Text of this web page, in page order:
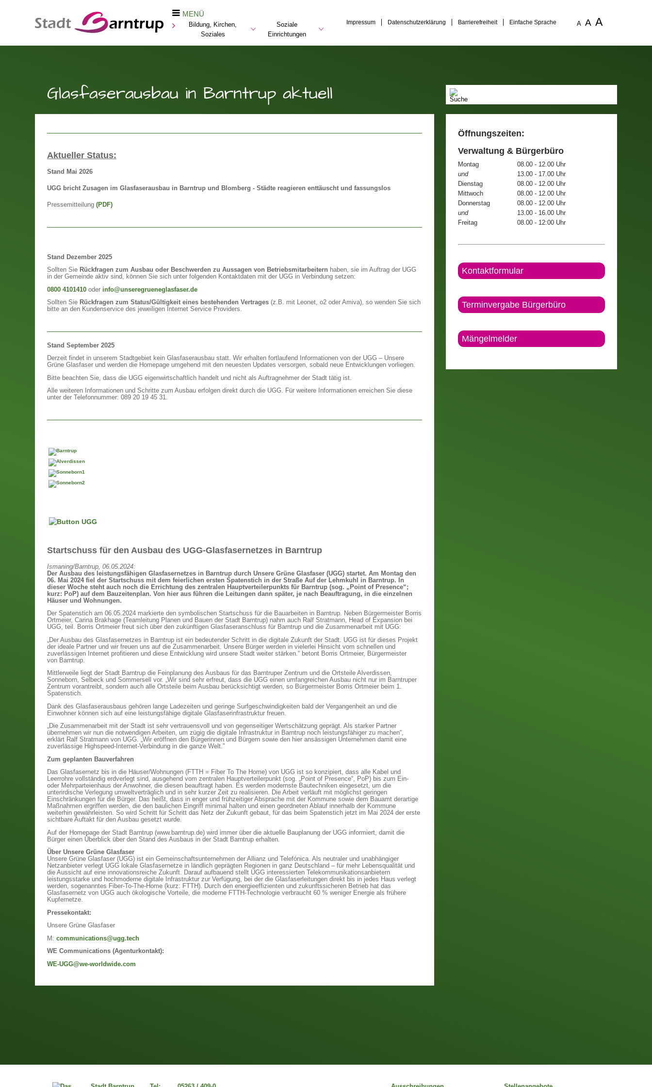
MENÜ
Bildung, Kirchen,
Soziales
Soziale
Einrichtungen
Impressum Datenschutzerklärung Barrierefreiheit Einfache Sprache A A A
Glasfaserausbau in Barntrup aktuell
Aktueller Status:
Stand Mai 2026
UGG bricht Zusagen im Glasfaserausbau in Barntrup und Blomberg - Städte reagieren enttäuscht und fassungslos
Pressemitteilung (PDF)
Stand Dezember 2025
Sollten Sie Rückfragen zum Ausbau oder Beschwerden zu Aussagen von Betriebsmitarbeitern haben, sie im Auftrag der UGG
in der Gemeinde aktiv sind, können Sie sich unter folgenden Kontaktdaten mit der UGG in Verbindung setzen:
0800 4101410 oder info@unseregrueneglasfaser.de
Sollten Sie Rückfragen zum Status/Gültigkeit eines bestehenden Vertrages (z.B. mit Leonet, o2 oder Amiva), so wenden Sie sich
bitte an den Kundenservice des jeweiligen Internet Service Providers.
Stand September 2025
Derzeit findet in unserem Stadtgebiet kein Glasfaserausbau statt. Wir erhalten fortlaufend Informationen von der UGG – Unsere
Grüne Glasfaser und werden die Homepage umgehend mit den neuesten Updates versorgen, sobald neue Entwicklungen vorliegen.
Bitte beachten Sie, dass die UGG eigenwirtschaftlich handelt und nicht als Auftragnehmer der Stadt tätig ist.
Alle weiteren Informationen und Schritte zum Ausbau erfolgen direkt durch die UGG. Für weitere Informationen erreichen Sie diese
unter der Telefonnummer: 089 20 19 45 31.
Startschuss für den Ausbau des UGG-Glasfasernetzes in Barntrup
Ismaning/Barntrup, 06.05.2024:
Der Ausbau des leistungsfähigen Glasfasernetzes in Barntrup durch Unsere Grüne Glasfaser (UGG) startet. Am Montag den
06. Mai 2024 fiel der Startschuss mit dem feierlichen ersten Spatenstich in der Straße Auf der Lehmkuhl in Barntrup. In
dieser Woche steht auch noch die Errichtung des zentralen Hauptverteilerpunkts für Barntrup (sog. „Point of Presence“;
kurz: PoP) auf dem Bauzeitenplan. Von hier aus führen die Leitungen dann später, je nach Beauftragung, in die einzelnen
Häuser und Wohnungen.
Der Spatenstich am 06.05.2024 markierte den symbolischen Startschuss für die Bauarbeiten in Barntrup. Neben Bürgermeister Borris
Ortmeier, Carina Brakhage (Teamleitung Planen und Bauen der Stadt Barntrup) nahm auch Ralf Stratmann, Head of Expansion bei
UGG, teil. Borris Ortmeier freut sich über den zukünftigen Glasfaseranschluss für Barntrup und die Zusammenarbeit mit UGG:
„Der Ausbau des Glasfasernetzes in Barntrup ist ein bedeutender Schritt in die digitale Zukunft der Stadt. UGG ist für dieses Projekt
der ideale Partner und wir freuen uns auf die Zusammenarbeit. Unsere Bürger werden in vielerlei Hinsicht vom schnellen und
zuverlässigen Internet profitieren und diese Entwicklung wird unsere Stadt weiter stärken.“ betont Borris Ortmeier, Bürgermeister
von Barntrup.
Mittlerweile liegt der Stadt Barntrup die Feinplanung des Ausbaus für das Barntruper Zentrum und die Ortsteile Alverdissen,
Sonneborn, Selbeck und Sommersell vor. „Wir sind sehr erfreut, dass die UGG einen umfangreichen Ausbau nicht nur im Barntruper
Zentrum vorantreibt, sondern auch alle Ortsteile beim Ausbau berücksichtigt werden, so Bürgermeister Borris Ortmeier beim 1.
Spatenstich.
Dank des Glasfaserausbaus gehören lange Ladezeiten und geringe Surfgeschwindigkeiten bald der Vergangenheit an und die
Einwohner können sich auf eine leistungsfähige digitale Glasfaserinfrastruktur freuen.
„Die Zusammenarbeit mit der Stadt ist sehr vertrauensvoll und von gegenseitiger Wertschätzung geprägt. Als starker Partner
übernehmen wir nun die notwendigen Arbeiten, um zügig die digitale Infrastruktur in Barntrup noch leistungsfähiger zu machen“,
erklärt Ralf Stratmann von UGG. „Wir eröffnen den Bürgerinnen und Bürgern sowie den hier ansässigen Unternehmen damit eine
zuverlässige Highspeed-Internet-Verbindung in die ganze Welt.”
Zum geplanten Bauverfahren
Das Glasfasernetz bis in die Häuser/Wohnungen (FTTH = Fiber To The Home) von UGG ist so konzipiert, dass alle Kabel und
Leerrohre vollständig erdverlegt sind, ausgehend vom zentralen Hauptverteilerpunkt (sog. „Point of Presence“, PoP) bis zum Ein-
oder Mehrparteienhaus der Anwohner, die diesen beauftragt haben. Es werden modernste Bautechniken eingesetzt, um die
unterirdische Verlegung umweltverträglich und in sehr kurzer Zeit zu realisieren. Die Arbeit verläuft mit möglichst geringen
Einschränkungen für die Bürger. Das heißt, dass in enger und frühzeitiger Absprache mit der Kommune sowie dem Bauamt derartige
Maßnahmen ergriffen werden, die den baulichen Eingriff minimal halten und einen geordneten Ablauf innerhalb der Kommune
weiterhin gewährleisten. So wird Schritt für Schritt das Netz der Zukunft gebaut, für das beim Spatenstich jetzt im Mai 2024 der erste
sichtbare Auftakt für den Ausbau gesetzt wurde.
Auf der Homepage der Stadt Barntrup (www.barntrup.de) wird immer über die aktuelle Bauplanung der UGG informiert, damit die
Bürger einen Überblick über den Stand des Ausbaus in der Stadt Barntrup erhalten.
Über Unsere Grüne Glasfaser
Unsere Grüne Glasfaser (UGG) ist ein Gemeinschaftsunternehmen der Allianz und Telefónica. Als neutraler und unabhängiger
Netzanbieter verlegt UGG lokale Glasfasernetze in ländlich geprägten Regionen in ganz Deutschland – für mehr Lebensqualität und
die Aussicht auf eine innovationsreiche Zukunft. Darauf aufbauend stellt UGG interessierten Telekommunikationsanbietern
leistungsstarke und hochmoderne digitale Infrastruktur zur Verfügung, bei der die Glasfaserleitungen direkt bis in jedes Haus verlegt
werden, sogenanntes Fiber-To-The-Home (kurz: FTTH). Durch den energieeffizienten und zukunftssicheren Betrieb hat das
Glasfasernetz von UGG auch ökologische Vorteile, die moderne FTTH-Technologie verbraucht 60 % weniger Energie als frühere
Kupfernetze.
Pressekontakt:
Unsere Grüne Glasfaser
M: communications@ugg.tech
WE Communications (Agenturkontakt):
WE-UGG@we-worldwide.com
Öffnungszeiten:
Verwaltung & Bürgerbüro
Montag
08.00 - 12.00 Uhr
und
13.00 - 17.00 Uhr
Dienstag
08.00 - 12.00 Uhr
Mittwoch
08.00 - 12.00 Uhr
Donnerstag
08.00 - 12.00 Uhr
und
13.00 - 16.00 Uhr
Freitag
08.00 - 12:00 Uhr
Kontaktformular
Terminvergabe Bürgerbüro
Mängelmelder